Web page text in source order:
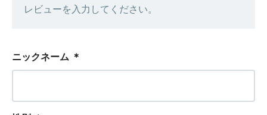
レビューを入力してください。
ニックネーム ＊